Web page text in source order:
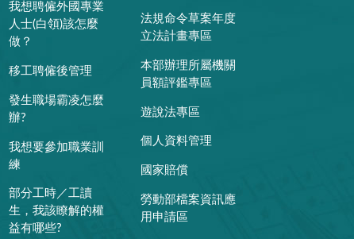
我想聘僱外國專業
人士(白領)該怎麼
做？
移工聘僱後管理
發生職場霸凌怎麼
辦?
我想要參加職業訓
練
部分工時／工讀
生，我該瞭解的權
益有哪些?
法規命令草案年度
立法計畫專區
本部辦理所屬機關
員額評鑑專區
遊說法專區
個人資料管理
國家賠償
勞動部檔案資訊應
用申請區